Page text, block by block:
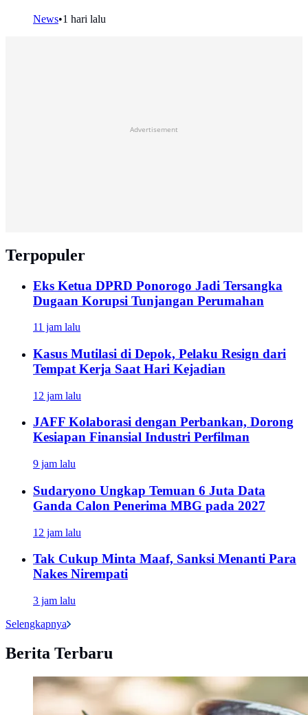
News•1 hari lalu
Advertisement
Terpopuler
Eks Ketua DPRD Ponorogo Jadi Tersangka
Dugaan Korupsi Tunjangan Perumahan
11 jam lalu
Kasus Mutilasi di Depok, Pelaku Resign dari
Tempat Kerja Saat Hari Kejadian
12 jam lalu
JAFF Kolaborasi dengan Perbankan, Dorong
Kesiapan Finansial Industri Perfilman
9 jam lalu
Sudaryono Ungkap Temuan 6 Juta Data
Ganda Calon Penerima MBG pada 2027
12 jam lalu
Tak Cukup Minta Maaf, Sanksi Menanti Para
Nakes Nirempati
3 jam lalu
Selengkapnya
Berita Terbaru